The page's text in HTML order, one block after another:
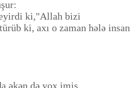
ki,"Allah bizi
ki, axı o zaman hələ insan
əkən də yox imiş.